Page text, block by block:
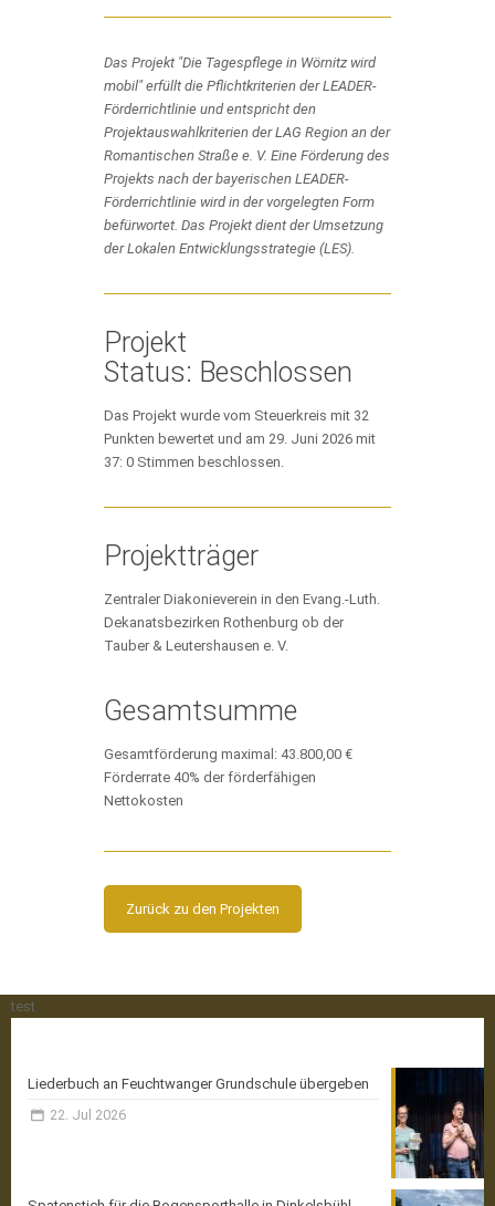
Das Projekt "Die Tagespflege in Wörnitz wird
mobil" erfüllt die Pflichtkriterien der LEADER-
Förderrichtlinie und entspricht den
Projektauswahlkriterien der LAG Region an der
Romantischen Straße e. V. Eine Förderung des
Projekts nach der bayerischen LEADER-
Förderrichtlinie wird in der vorgelegten Form
befürwortet. Das Projekt dient der Umsetzung
der Lokalen Entwicklungsstrategie (LES).
Projekt
Status: Beschlossen
Das Projekt wurde vom Steuerkreis mit 32
Punkten bewertet und am 29. Juni 2026 mit
37: 0 Stimmen beschlossen.
Projektträger
Zentraler Diakonieverein in den Evang.-Luth.
Dekanatsbezirken Rothenburg ob der
Tauber & Leutershausen e. V.
Gesamtsumme
Gesamtförderung maximal: 43.800,00 €
Förderrate 40% der förderfähigen
Nettokosten
Zurück zu den Projekten
test
Liederbuch an Feuchtwanger Grundschule übergeben
22. Jul 2026